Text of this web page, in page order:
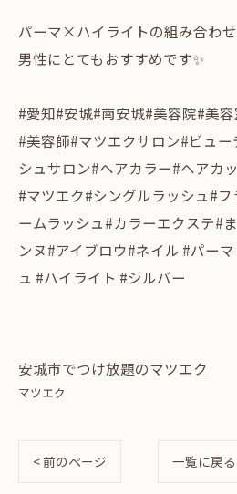
パーマ×ハイライトの組み合わせ
男性にとてもおすすめです✨
#愛知#安城#南安城#美容院#美容
#美容師#マツエクサロン#ビュ
シュサロン#ヘアカラー#ヘアカ
#マツエク#シングルラッシュ#
ームラッシュ#カラーエクステ#
ンヌ#アイブロウ#ネイル #パー
ュ #ハイライト #シルバー
安城市でつけ放題のマツエク
マツエク
< 前のページ 一覧に戻る